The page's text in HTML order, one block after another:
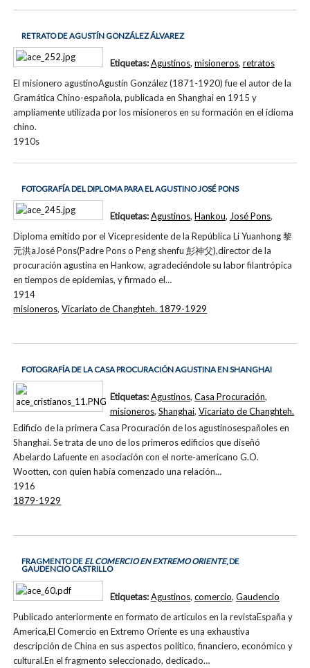
RETRATO DE AGUSTÍN GONZÁLEZ ÁLVAREZ
El misionero agustinoAgustín González (1871-1920) fue el autor de la
Gramática Chino-española, publicada en Shanghai en 1915 y
ampliamente utilizada por los misioneros en su formación en el idioma
chino.
1910s
Etiquetas:Agustinos, misioneros, retratos
FOTOGRAFÍA DEL DIPLOMA PARA EL AGUSTINO JOSÉ PONS
Diploma emitido por el Vicepresidente de la República Li Yuanhong 黎
元洪aJosé Pons(Padre Pons o Peng shenfu 彭神父),director de la
procuración agustina en Hankow, agradeciéndole su labor filantrópica
en tiempos de epidemias, y firmado el…
1914
Etiquetas:Agustinos, Hankou, José Pons,
misioneros,Vicariato de Changhteh. 1879-1929
FOTOGRAFÍA DE LA CASA PROCURACIÓN AGUSTINA EN SHANGHAI
Edificio de la primera Casa Procuración de los agustinosespañoles en
Shanghai. Se trata de uno de los primeros edificios que diseñó
Abelardo Lafuente en asociación con el norte-americano G.O.
Wootten, con quien había comenzado una relación…
1916
Etiquetas:Agustinos, Casa Procuración,
misioneros, Shanghai, Vicariato de Changhteh.
1879-1929
FRAGMENTO DE EL COMERCIO EN EXTREMO ORIENTE, DE
GAUDENCIO CASTRILLO
Publicado anteriormente en formato de artículos en la revistaEspaña y
America,El Comercio en Extremo Oriente es una exhaustiva
descripción de China en sus aspectos político, financiero, económico y
cultural.En el fragmento seleccionado, dedicado…
Etiquetas:Agustinos, comercio, Gaudencio